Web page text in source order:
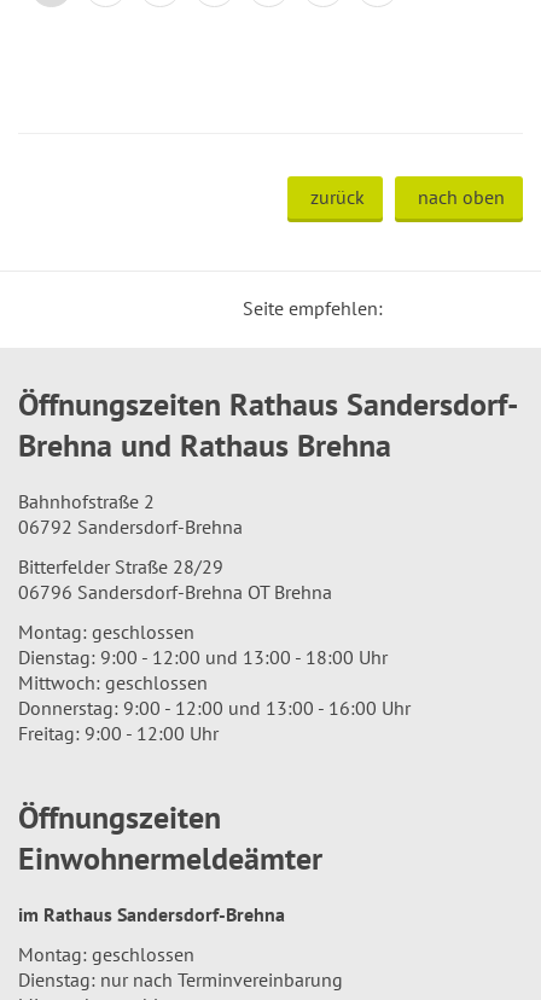
zurück nach oben
Seite empfehlen:
Öffnungszeiten Rathaus Sandersdorf-
Brehna und Rathaus Brehna
Bahnhofstraße 2
06792 Sandersdorf-Brehna
Bitterfelder Straße 28/29
06796 Sandersdorf-Brehna OT Brehna
Montag: geschlossen
Dienstag: 9:00 - 12:00 und 13:00 - 18:00 Uhr
Mittwoch: geschlossen
Donnerstag: 9:00 - 12:00 und 13:00 - 16:00 Uhr
Freitag: 9:00 - 12:00 Uhr
Öffnungszeiten
Einwohnermeldeämter
im Rathaus Sandersdorf-Brehna
Montag: geschlossen
Dienstag: nur nach Terminvereinbarung